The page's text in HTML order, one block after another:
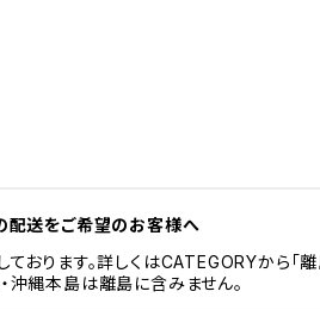
配送をご希望のお客様へ
ります。詳しくはCATEGORYから「離
沖縄本島は離島に含みません。